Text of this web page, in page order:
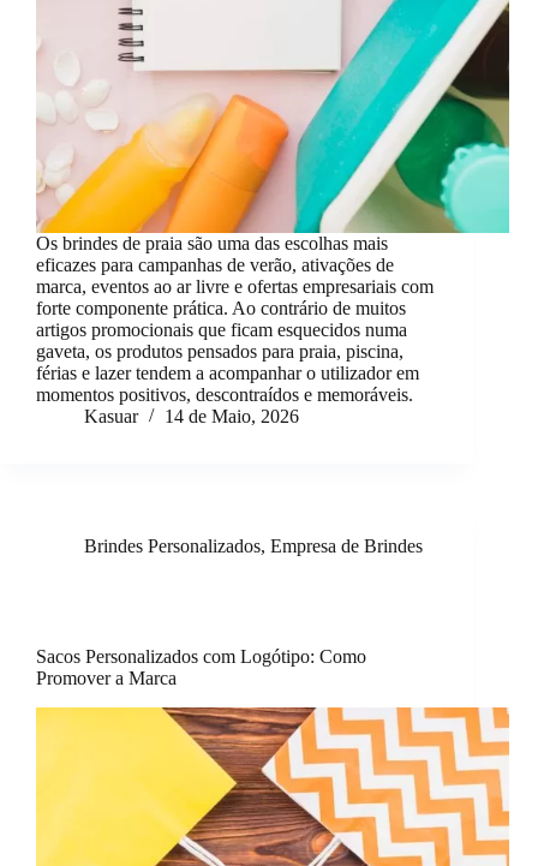
Os brindes de praia são uma das escolhas mais
eficazes para campanhas de verão, ativações de
marca, eventos ao ar livre e ofertas empresariais com
forte componente prática. Ao contrário de muitos
artigos promocionais que ficam esquecidos numa
gaveta, os produtos pensados para praia, piscina,
férias e lazer tendem a acompanhar o utilizador em
momentos positivos, descontraídos e memoráveis.
Kasuar
14 de Maio, 2026
Brindes Personalizados, Empresa de Brindes
Sacos Personalizados com Logótipo: Como
Promover a Marca